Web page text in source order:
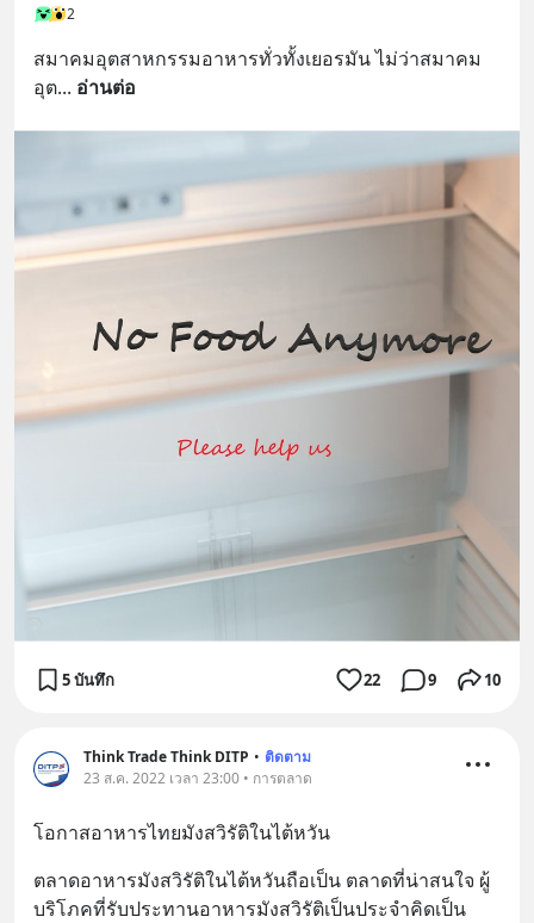
2
สมาคมอุตสาหกรรมอาหารทั่วทั้งเยอรมัน ไม่ว่าสมาคม
อุต... อ่านต่อ
5 บันทึก 22 9 10
Think Trade Think DITP • ติดตาม
23 ส.ค. 2022 เวลา 23:00 • การตลาด
โอกาสอาหารไทยมังสวิรัติในไต้หวัน
ตลาดอาหารมังสวิรัติในไต้หวันถือเป็น ตลาดที่น่าสนใจ ผู้
บริโภคที่รับประทานอาหารมังสวิรัติเป็นประจำคิดเป็น